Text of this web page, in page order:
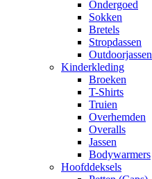
Ondergoed
Sokken
Bretels
Stropdassen
Outdoorjassen
Kinderkleding
Broeken
T-Shirts
Truien
Overhemden
Overalls
Jassen
Bodywarmers
Hoofddeksels